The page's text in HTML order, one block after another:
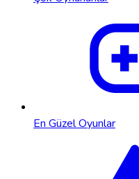
En Güzel Oyunlar